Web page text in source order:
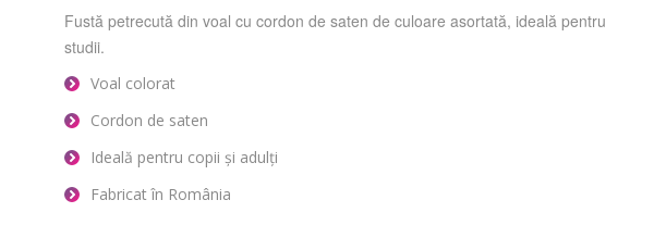
Fustă petrecută din voal cu cordon de saten de culoare asortată, ideală pentru
studii.
Voal colorat
Cordon de saten
Ideală pentru copii și adulți
Fabricat în România